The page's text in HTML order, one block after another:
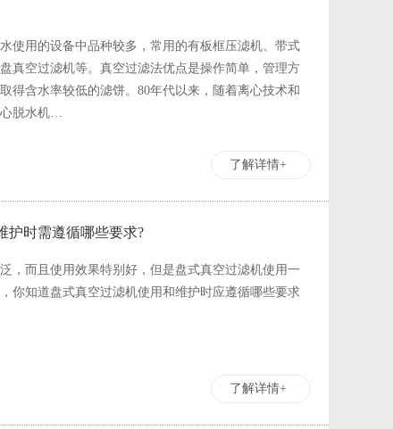
使用的设备中品种较多，常用的有板框压滤机、带式
真空过滤机等。真空过滤法优点是操作简单，管理方
得含水率较低的滤饼。80年代以来，随着离心技术和
心脱水机…
了解详情+
护时需遵循哪些要求?
，而且使用效果特别好，但是盘式真空过滤机使用一
你知道盘式真空过滤机使用和维护时应遵循哪些要求
了解详情+